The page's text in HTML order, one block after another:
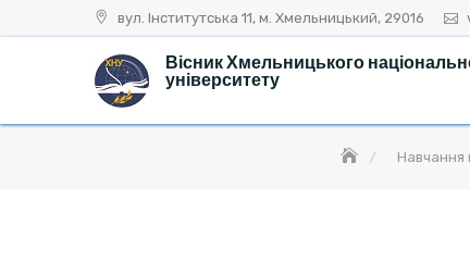
to
вул. Інститутська 11, м. Хмельницький, 29016
Вісник Хмельницького
університету
Навчання